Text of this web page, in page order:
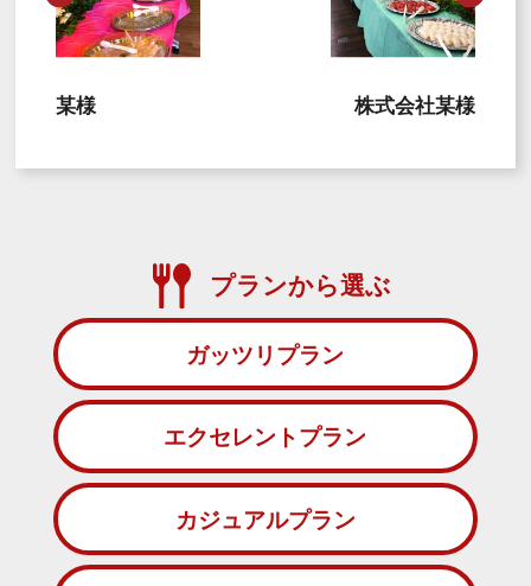
某様 株式会社某様
プランから選ぶ
ガッツリプラン
エクセレントプラン
カジュアルプラン